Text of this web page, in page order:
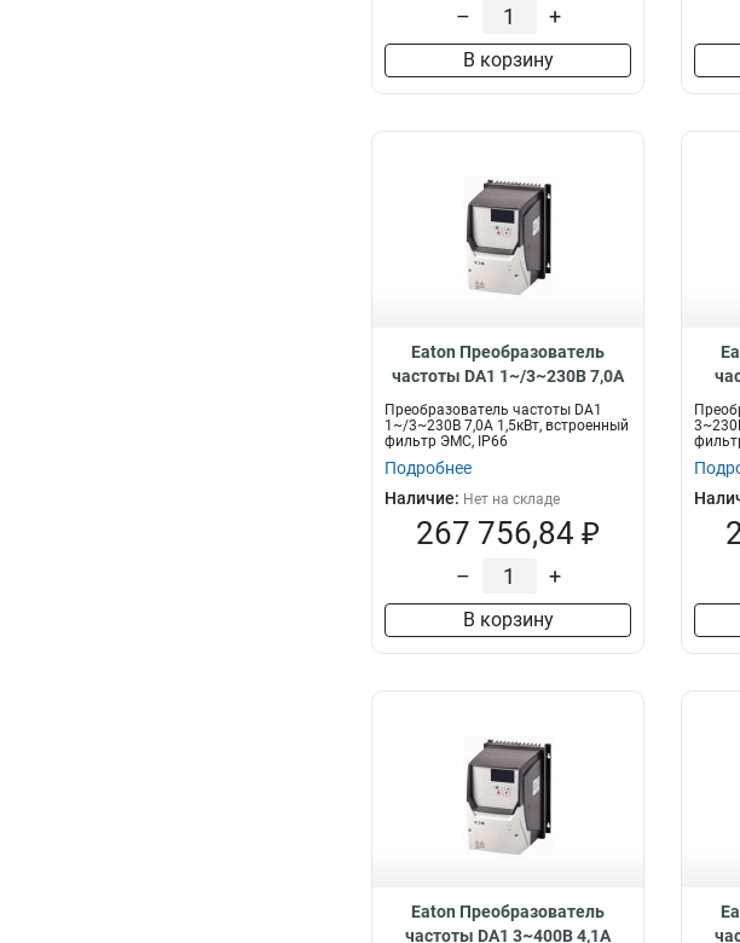
– +
В корзину
Eaton Преобразователь
частоты DA1 1~/3~230В 7,0A
1,5кВт, встроенный фильтр
ЭМС, IP66 DA1-127D0FB-B66C
Преобразователь частоты DA1
1~/3~230В 7,0A 1,5кВт, встроенный
фильтр ЭМС, IP66
Подробнее
Наличие: Нет на складе
267 756,84 ₽
– +
В корзину
ЭМС,
Eaton Преобразователь
частоты DA1 3~400В 4,1A